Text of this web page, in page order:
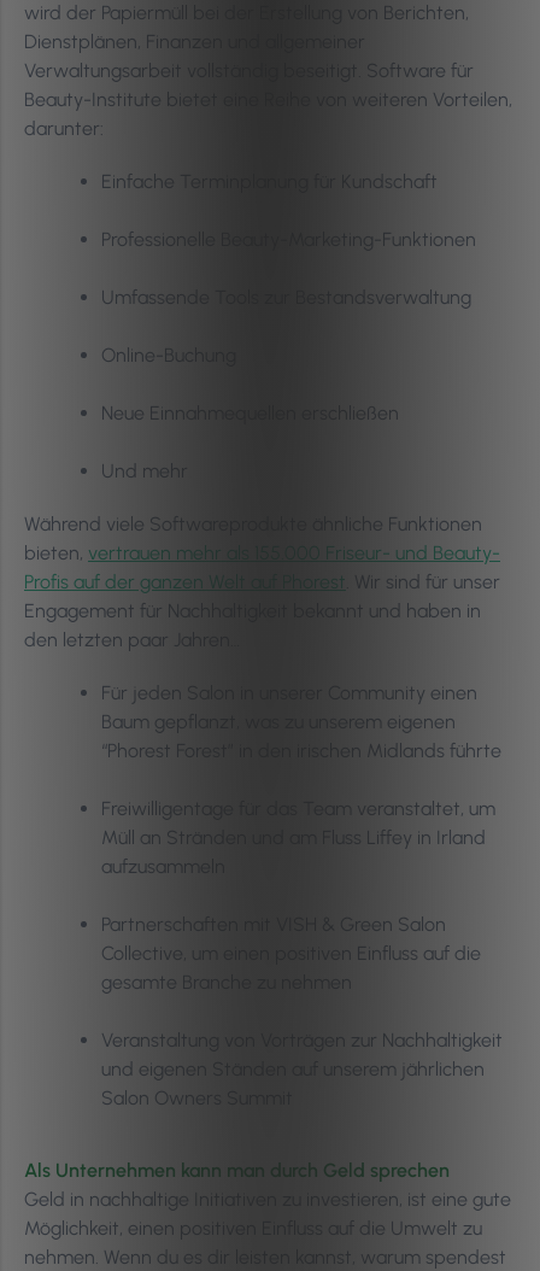
wird der Papiermüll bei der Erstellung von Berichten,
Dienstplänen, Finanzen und allgemeiner
Verwaltungsarbeit vollständig beseitigt. Software für
Beauty-Institute bietet eine Reihe von weiteren Vorteilen,
darunter:
Einfache Terminplanung für Kundschaft
Professionelle Beauty-Marketing-Funktionen
Umfassende Tools zur Bestandsverwaltung
Online-Buchung
Neue Einnahmequellen erschließen
Und mehr
Während viele Softwareprodukte ähnliche Funktionen
bieten, vertrauen mehr als 155.000 Friseur- und Beauty-
Profis auf der ganzen Welt auf Phorest . Wir sind für unser
Engagement für Nachhaltigkeit bekannt und haben in
den letzten paar Jahren…
Für jeden Salon in unserer Community einen
Baum gepflanzt, was zu unserem eigenen
“Phorest Forest” in den irischen Midlands führte
Freiwilligentage für das Team veranstaltet, um
Müll an Stränden und am Fluss Liffey in Irland
aufzusammeln
Partnerschaften mit VISH & Green Salon
Collective, um einen positiven Einfluss auf die
gesamte Branche zu nehmen
Veranstaltung von Vorträgen zur Nachhaltigkeit
und eigenen Ständen auf unserem jährlichen
Salon Owners Summit
Als Unternehmen kann man durch Geld sprechen
Geld in nachhaltige Initiativen zu investieren, ist eine gute
Möglichkeit, einen positiven Einfluss auf die Umwelt zu
nehmen. Wenn du es dir leisten kannst, warum spendest